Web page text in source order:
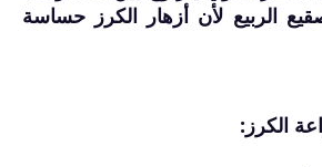
الربيع لأن أزهار الكرز حساسة
الكرز: